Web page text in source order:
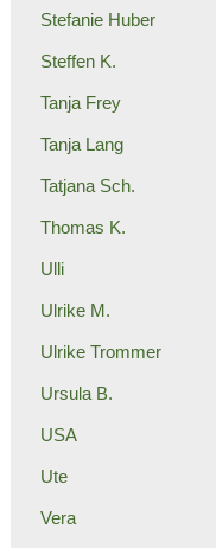
Stefanie Huber
Steffen K.
Tanja Frey
Tanja Lang
Tatjana Sch.
Thomas K.
Ulli
Ulrike M.
Ulrike Trommer
Ursula B.
USA
Ute
Vera